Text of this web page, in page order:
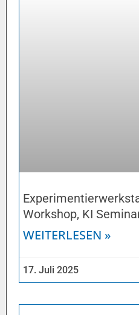
Workshop, KI
WEITERLESEN »
17. Juli 2025